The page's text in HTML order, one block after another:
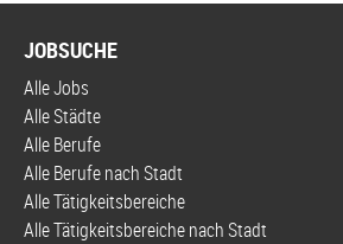
JOBSUCHE
Alle Jobs
Alle Städte
Alle Berufe
Alle Berufe nach Stadt
Alle Tätigkeitsbereiche
Alle Tätigkeitsbereiche nach Stadt